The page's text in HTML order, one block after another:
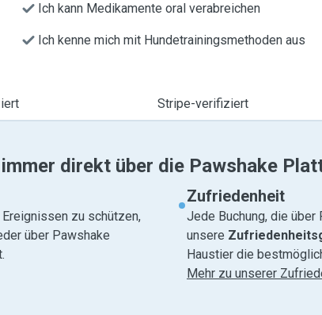
Ich kann Medikamente oral verabreichen
Ich kenne mich mit Hundetrainingsmethoden aus
Stripe-verifiziert
immer direkt über die Pawshake
zu schützen,
über Pawshake
Zufriedenheit
Jede Buchung, die
unsere
Haustier die
Mehr zu unserer